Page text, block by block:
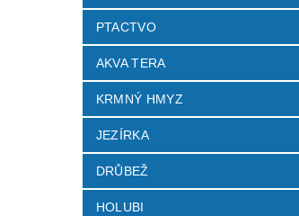
PTACTVO
AKVA TERA
KRMNÝ HMYZ
JEZÍRKA
DRŮBEŽ
HOLUBI